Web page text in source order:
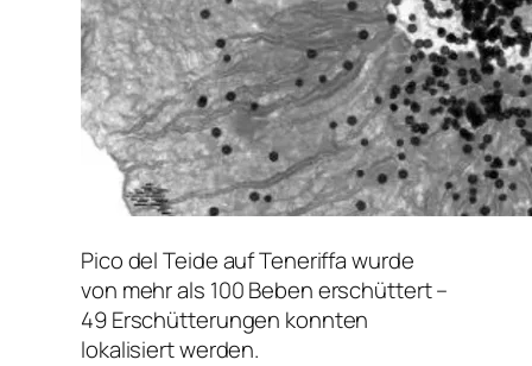
Pico del Teide auf Teneriffa wurde
von mehr als 100 Beben erschüttert –
49 Erschütterungen konnten
lokalisiert werden.